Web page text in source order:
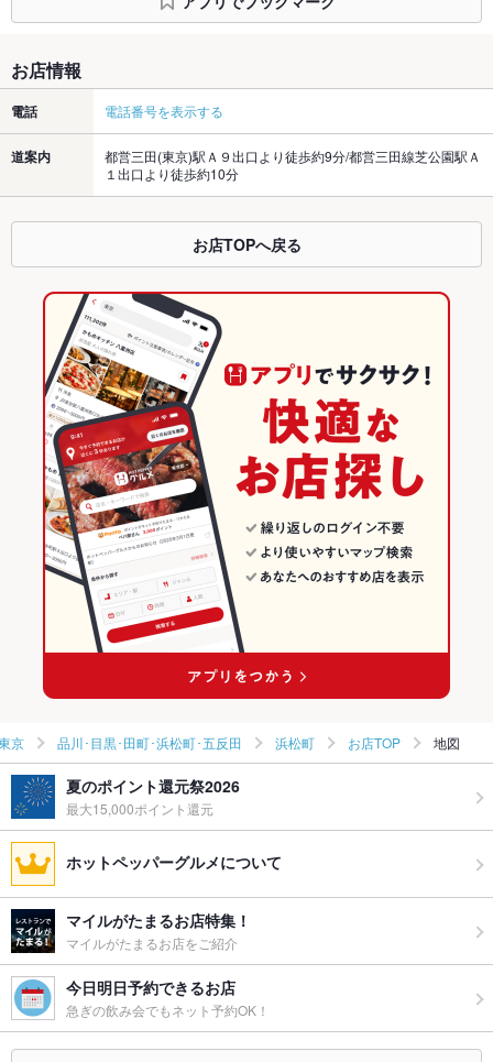
お店情報
電話 電話番号を表示する
道案内
都営三田(東京)駅Ａ９出口より徒歩約9分/都営三田線芝公園駅Ａ
１出口より徒歩約10分
お店TOPへ戻る
京 品川･目黒･田町･浜松町･五反田 浜松町 お店TOP 地図
夏のポイント還元祭2026
最大15,000ポイント還元
ホットペッパーグルメについて
マイルがたまるお店特集！
マイルがたまるお店をご紹介
今日明日予約できるお店
急ぎの飲み会でもネット予約OK！